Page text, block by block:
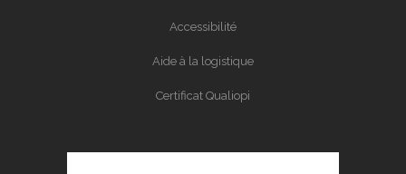
Accessibilité
Aide à la logistique
Certificat Qualiopi